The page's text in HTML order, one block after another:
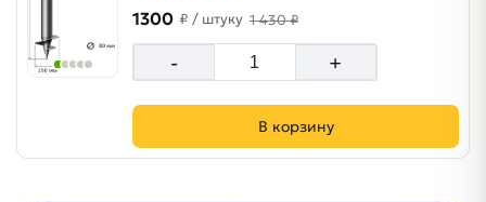
1300 ₽ / штуку 1 430 ₽
- +
В корзину